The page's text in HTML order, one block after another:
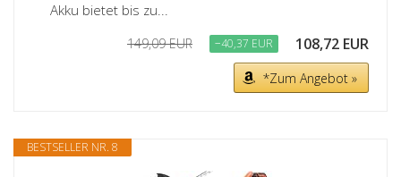
Akku bietet bis zu...
149,09 EUR −40,37 EUR 108,72 EUR
*Zum Angebot »
BESTSELLER NR. 8